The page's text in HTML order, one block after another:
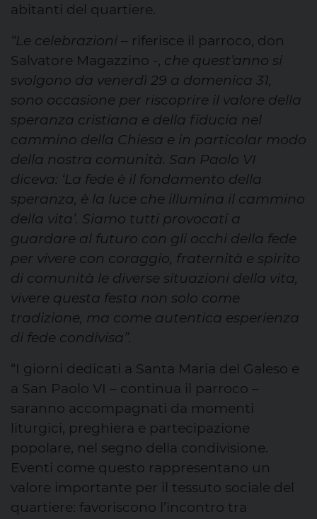
abitanti del quartiere.
“Le celebrazioni – riferisce il parroco, don
Salvatore Magazzino -, che quest’anno si
svolgono da venerdì 29 a domenica 31,
sono occasione per riscoprire il valore della
speranza cristiana e della fiducia nel
cammino della Chiesa e in particolar modo
della nostra comunità. San Paolo VI
diceva: ‘La fede è il fondamento della
speranza, è la luce che illumina il cammino
della vita’. Siamo tutti provocati a
guardare al futuro con gli occhi della fede
per vivere con coraggio, fraternità e spirito
di comunità le diverse situazioni della vita,
vivere questa festa non solo come
tradizione, ma come autentica esperienza
di fede condivisa”.
“I giorni dedicati a Santa Maria del Galeso e
a San Paolo VI – continua il parroco –
saranno accompagnati da momenti
liturgici, preghiera e partecipazione
popolare, nel segno della condivisione.
Eventi come questo rappresentano un
valore importante per il tessuto sociale del
quartiere: favoriscono l’incontro tra